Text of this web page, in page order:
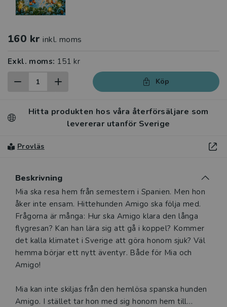
160 kr inkl. moms
Exkl. moms: 151 kr
Köp
Hitta produkten hos våra återförsäljare som
levererar utanför Sverige
Provläs
Beskrivning
Beskrivning
Mia ska resa hem från semestern i Spanien. Men hon
åker inte ensam. Hittehunden Amigo ska följa med.
Frågorna är många: Hur ska Amigo klara den långa
flygresan? Kan han lära sig att gå i koppel? Kommer
det kalla klimatet i Sverige att göra honom sjuk? Väl
hemma börjar ett nytt äventyr. Både för Mia och
Amigo!
Mia kan inte skiljas från den hemlösa spanska hunden
Amigo. I stället tar hon med sig honom hem till